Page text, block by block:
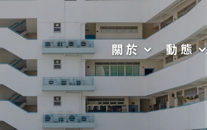
關於 動態